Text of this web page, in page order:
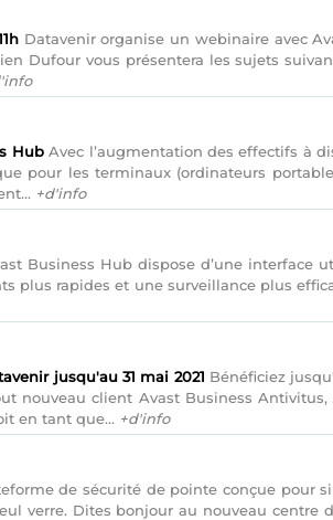
Datavenir organise un webinaire avec
Dufour vous présentera les sujets
HubAvec l’augmentation des effectifs à
pour les terminaux (ordinateurs
+d'info
Business Hub dispose d’une interface
plus rapides et une surveillance plus
jusqu'au 31 mai 2021 Bénéficiez
nouveau client Avast Business
en tant que... +d'info
de sécurité de pointe conçue pour
verre. Dites bonjour au nouveau